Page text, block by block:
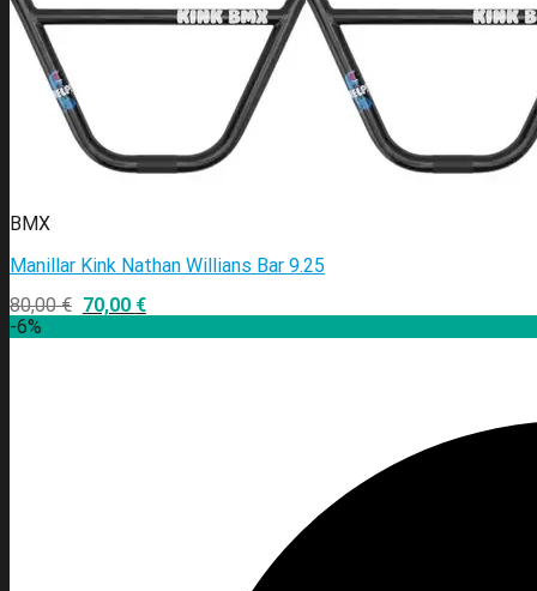
BMX
Manillar Kink Nathan Willians Bar 9.25
80,00€ 70,00 €
-6%